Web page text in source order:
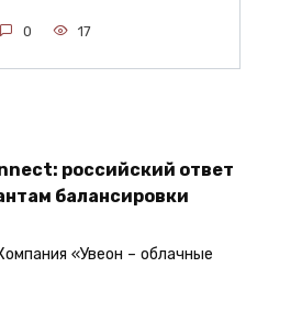
0 17
российский ответ
балансировки
«Увеон – облачные